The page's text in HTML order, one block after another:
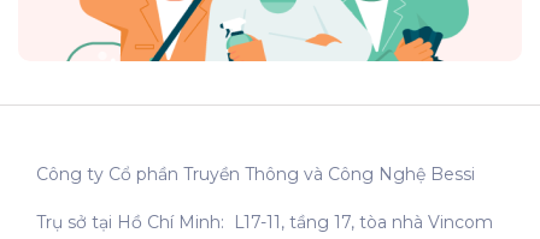
Công ty Cổ phần Truyền Thông và Công Nghệ Bessi
Trụ sở tại Hồ Chí Minh: L17-11, tầng 17, tòa nhà Vincom